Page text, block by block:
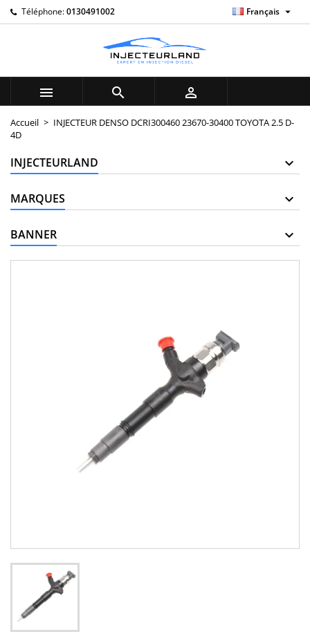
Téléphone:0130491002 Français 
  
Accueil
INJECTEUR DENSO DCRI300460 23670-30400 TOYOTA 2.5 D-
4D
INJECTEURLAND
MARQUES
BANNER
My wishlists ×
add_circle_outline
((title)) ×
Connexion ×
Vous devez être connecté pour ajouter des produits à
votre liste d'envies.
((cancelText)) ((loginText))